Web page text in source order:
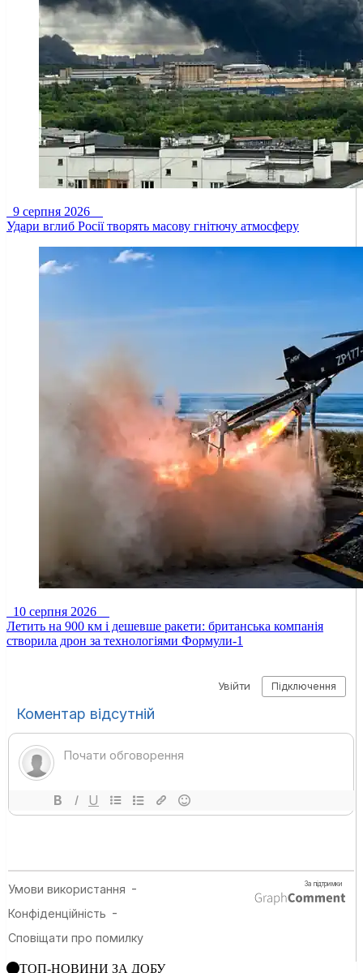
9 серпня 2026
Удари вглиб Росії творять масову гнітючу атмосферу
10 серпня 2026
Летить на 900 км і дешевше ракети: британська компанія
створила дрон за технологіями Формули-1
ТОП-НОВИНИ ЗА ДОБУ